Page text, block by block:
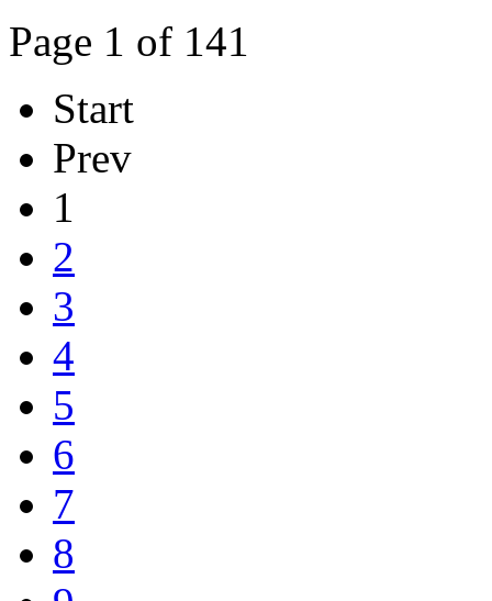
Page 1 of 141
Start
Prev
1
2
3
4
5
6
7
8